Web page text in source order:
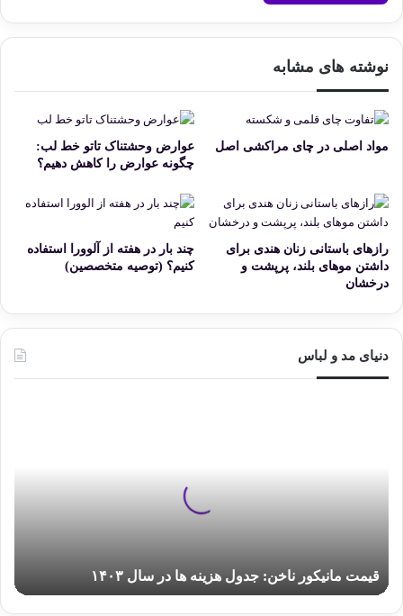
نوشته های مشابه
مواد اصلی در چای مراکشی اصل
عوارض وحشتناک تاتو خط لب:
چگونه عوارض را کاهش دهیم؟
رازهای باستانی زنان هندی برای
داشتن موهای بلند، پرپشت و
درخشان
چند بار در هفته از آلوورا استفاده
کنیم؟ (توصیه متخصصین)
دنیای مد و لباس
قیمت مانیکور ناخن: جدول هزینه ها در سال ۱۴۰۳